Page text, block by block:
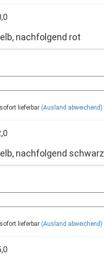
nachfolgend rot
sofort lieferbar (Ausland abweichend)
nachfolgend schwarz
sofort lieferbar (Ausland abweichend)